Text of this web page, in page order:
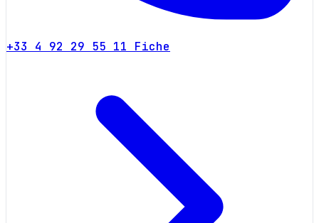
+33 4 92 29 55 11 Fiche